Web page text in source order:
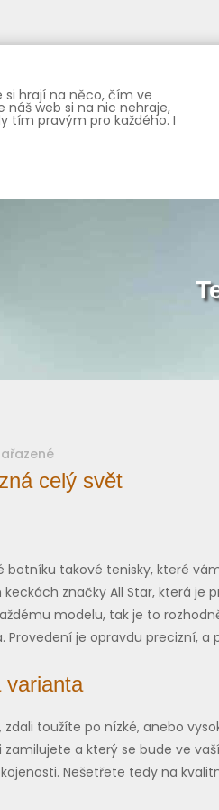
si hrají na něco, čím ve
náš web si na nic nehraje,
tím pravým pro každého. I
celý svět
takové tenisky, které
keckách značky All Star, která je
modelu, tak je to
Provedení je opravdu precizní,
varianta
zdali toužíte po nízké, anebo
zamilujete a který se bude ve
Nešetřete tedy na